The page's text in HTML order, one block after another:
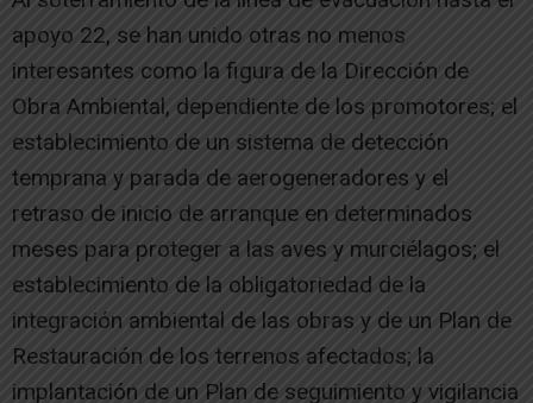
apoyo 22, se han unido otras no menos
interesantes como la figura de la Dirección de
Obra Ambiental, dependiente de los promotores; el
establecimiento de un sistema de detección
temprana y parada de aerogeneradores y el
retraso de inicio de arranque en determinados
meses para proteger a las aves y murciélagos; el
establecimiento de la obligatoriedad de la
integración ambiental de las obras y de un Plan de
Restauración de los terrenos afectados; la
implantación de un Plan de seguimiento y vigilancia